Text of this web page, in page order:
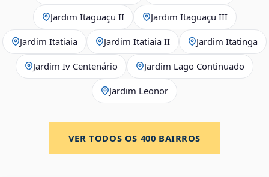
Jardim Itaguaçu II Jardim Itaguaçu III
Jardim Itatiaia Jardim Itatiaia II Jardim Itatinga
Jardim Iv Centenário Jardim Lago Continuado
Jardim Leonor
VER TODOS OS 400 BAIRROS